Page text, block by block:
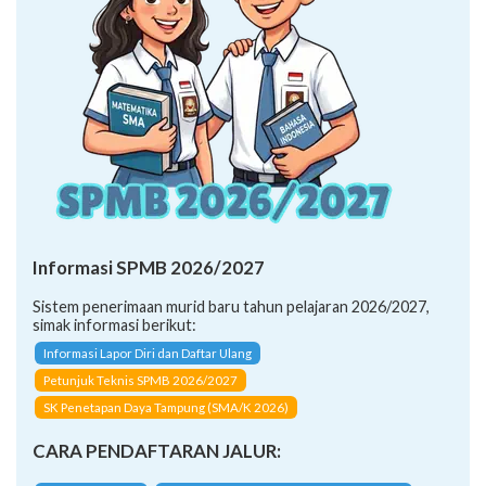
Informasi SPMB 2026/2027
Sistem penerimaan murid baru tahun pelajaran 2026/2027,
simak informasi berikut:
Informasi Lapor Diri dan Daftar Ulang
Petunjuk Teknis SPMB 2026/2027
SK Penetapan Daya Tampung (SMA/K 2026)
CARA PENDAFTARAN JALUR: